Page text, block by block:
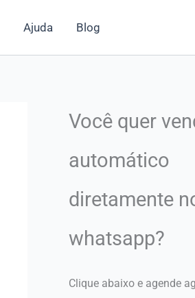
Ajuda Blog
Você quer
automático
diretamente
whatsapp?
Clique abaixo e agende